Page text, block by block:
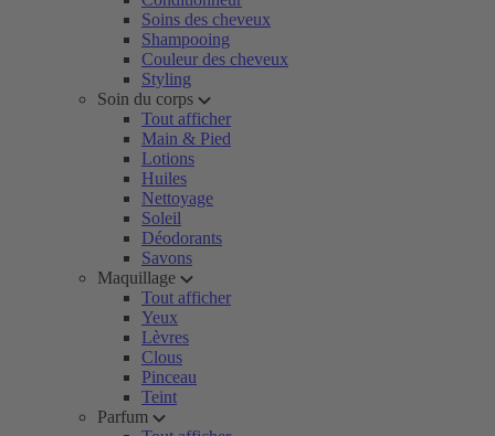
Soins des cheveux
Shampooing
Couleur des cheveux
Styling
Soin du corps
Tout afficher
Main & Pied
Lotions
Huiles
Nettoyage
Soleil
Déodorants
Savons
Maquillage
Tout afficher
Yeux
Lèvres
Clous
Pinceau
Teint
Parfum